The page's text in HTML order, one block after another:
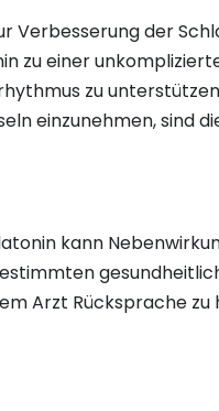
Verbesserung der
zu einer
zu
einzunehmen, sind
kann
Arzt Rücksprache zu